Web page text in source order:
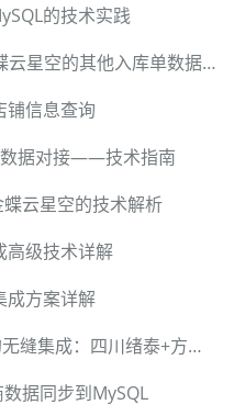
的技术实践
如何实现旺店通·旗舰奇门到金蝶云星空的其他入库单数据集成
铺信息查询
数据对接——技术指南
云星空的技术解析
高级技术详解
成方案详解
实现营销云数据与SQLServer的无缝集成：四川绪泰+方案解析
据同步到MySQL